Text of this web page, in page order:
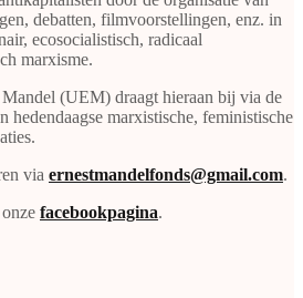
debatten, filmvoorstellingen, enz. in
ecosocialistisch, radicaal
marxisme.
(UEM) draagt hieraan bij via de
hedendaagse marxistische, feministische
via ernestmandelfonds@gmail.com.
facebookpagina.